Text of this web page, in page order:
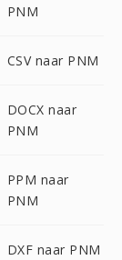
PNM
CSV naar PNM
DOCX naar
PNM
PPM naar
PNM
DXF naar PNM